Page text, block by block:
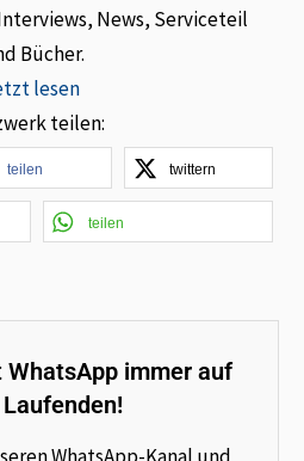
News, Serviceteil
Bücher.
lesen
teilen:
teilen twittern
teilen
WhatsApp immer auf